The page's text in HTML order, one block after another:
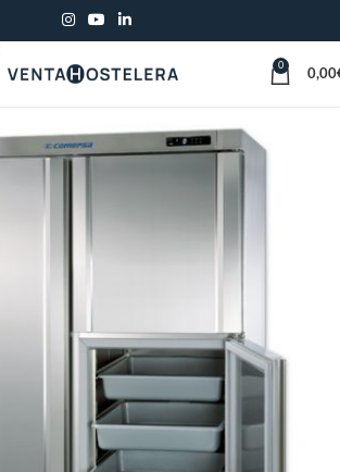
0
0,00